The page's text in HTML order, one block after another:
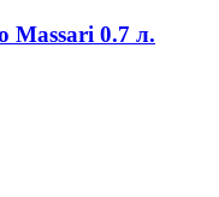
Massari 0.7 л.